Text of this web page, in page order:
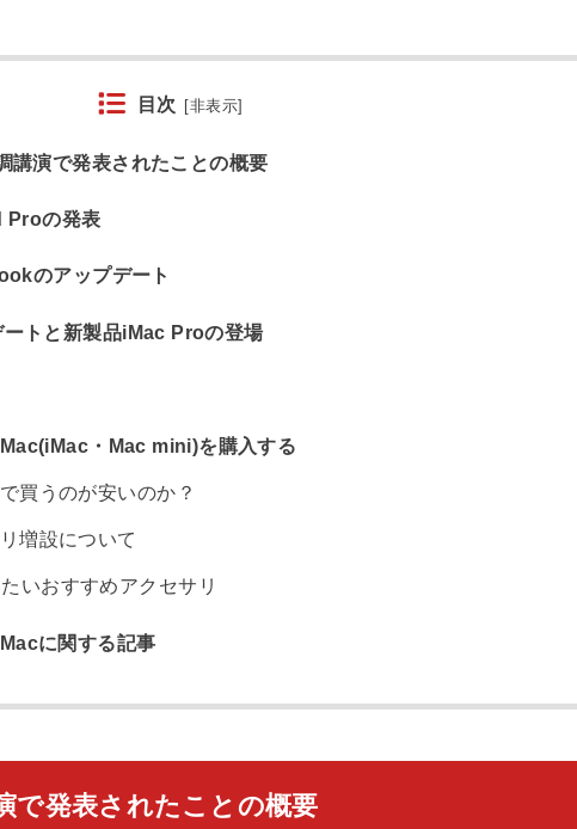
目次 [非表示]
講演で発表されたことの概要
Proの発表
のアップデート
トと新製品iMac Proの登場
・Mac mini)を購入する
買うのが安いのか？
増設について
いおすすめアクセサリ
に関する記事
で発表されたことの概要